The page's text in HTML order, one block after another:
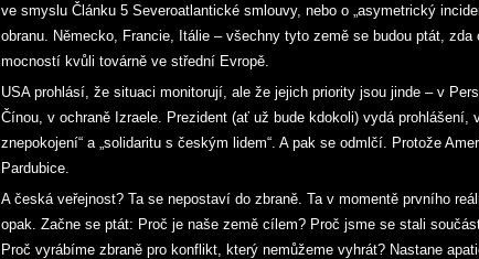
ve smyslu Článku 5 Severoatlantické smlouvy, nebo o „asymetrický
obranu. Německo, Francie, Itálie – všechny tyto země se budou ptát,
mocností kvůli továrně ve střední Evropě.
USA prohlásí, že situaci monitorují, ale že jejich priority jsou jinde – v
Čínou, v ochraně Izraele. Prezident (ať už bude kdokoli) vydá prohlášení,
znepokojení“ a „solidaritu s českým lidem“. A pak se odmlčí. Protože
Pardubice.
A česká veřejnost? Ta se nepostaví do zbraně. Ta v momentě prvního
opak. Začne se ptát: Proč je naše země cílem? Proč jsme se stali
Proč vyrábíme zbraně pro konflikt, který nemůžeme vyhrát? Nastane